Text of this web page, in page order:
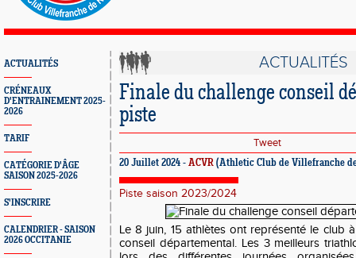
ACTUALITÉS
CRÉNEAUX
D'ENTRAINEMENT 2025-
2026
TARIF
CATÉGORIE D'ÂGE
SAISON 2025-2026
S'INSCRIRE
CALENDRIER - SAISON
2026 OCCITANIE
ACTUALITÉS
Finale du challenge conseil
piste
Tweet
20 Juillet 2024 - ACVR (Athletic Club de Villefranche
Piste saison 2023/2024
Le 8 juin, 15 athlètes ont représenté le club
conseil départemental. Les 3 meilleurs